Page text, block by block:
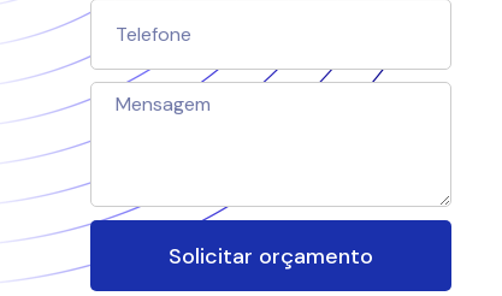
Solicitar orçamento